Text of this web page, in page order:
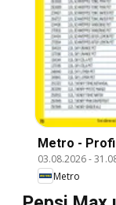
Metro -
03.08.2026-
Metro